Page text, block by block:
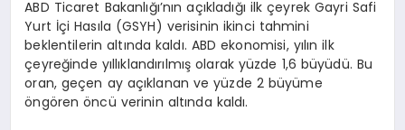
ABD Ticaret Bakanlığı’nın açıkladığı ilk çeyrek Gayri Safi
Yurt İçi Hasıla (GSYH) verisinin ikinci tahmini
beklentilerin altında kaldı. ABD ekonomisi, yılın ilk
çeyreğinde yıllıklandırılmış olarak yüzde 1,6 büyüdü. Bu
oran, geçen ay açıklanan ve yüzde 2 büyüme
öngören öncü verinin altında kaldı.